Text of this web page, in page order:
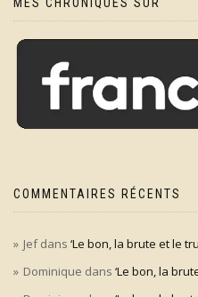
COMMENTAIRES RÉCENTS
Jefdans ‘Le bon, la brute et le
Dominique dans ‘Le bon, la